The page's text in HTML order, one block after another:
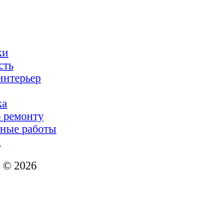
работы
© 2026